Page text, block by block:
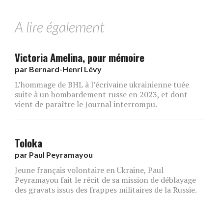
A lire également
Victoria Amelina, pour mémoire
par Bernard-Henri Lévy
L’hommage de BHL à l’écrivaine ukrainienne tuée
suite à un bombardement russe en 2023, et dont
vient de paraître le Journal interrompu.
Toloka
par Paul Peyramayou
Jeune français volontaire en Ukraine, Paul
Peyramayou fait le récit de sa mission de déblayage
des gravats issus des frappes militaires de la Russie.